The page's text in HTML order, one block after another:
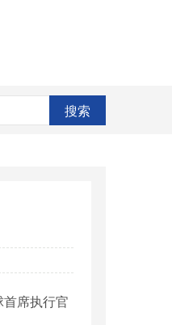
搜索
首席执行官